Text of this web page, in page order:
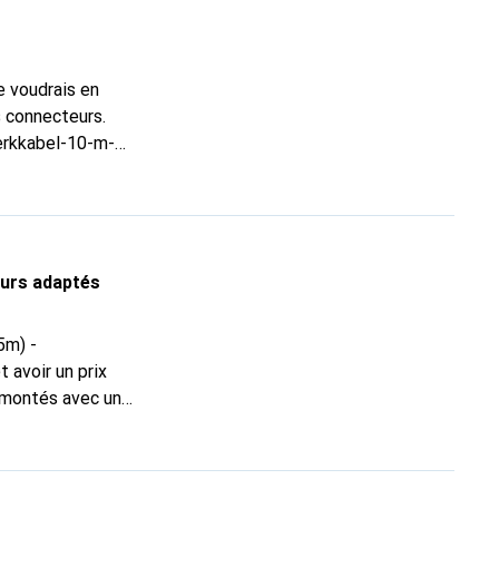
voudrais en
10-m-
La
du personnel
connaissance
adaptés
avec une